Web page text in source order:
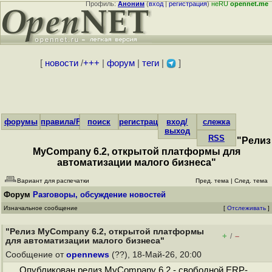
Профиль:Аноним(вход|регистрация)неRUopennet.me
[ новости/+++ форум| теги| ]
форумы правила/FAQпоиск регистрациявход/
выход
слежка
RSS
"Релиз
MyCompany 6.2, открытой платформы для
автоматизации малого бизнеса"
Вариант для распечатки Пред. тема | След. тема
Форум Разговоры, обсуждение новостей
Изначальное сообщение [ Отслеживать ]
"Релиз MyCompany 6.2, открытой платформы
для автоматизации малого бизнеса"
+ / –
Сообщение от opennews (??), 18-Май-26, 20:00